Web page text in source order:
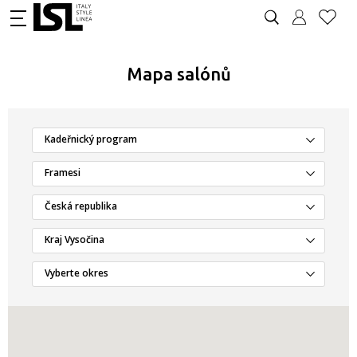
Mapa salónů
Kadeřnický program
Framesi
Česká republika
Kraj Vysočina
Vyberte okres